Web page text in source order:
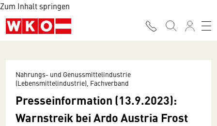
Zum Inhalt springen
Nahrungs- und Genussmittelindustrie
(Lebensmittelindustrie), Fachverband
Presseinformation (13.9.2023):
Warnstreik bei Ardo Austria Frost